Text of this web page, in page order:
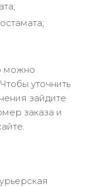
можно
уточнить
зайдите
заказа и